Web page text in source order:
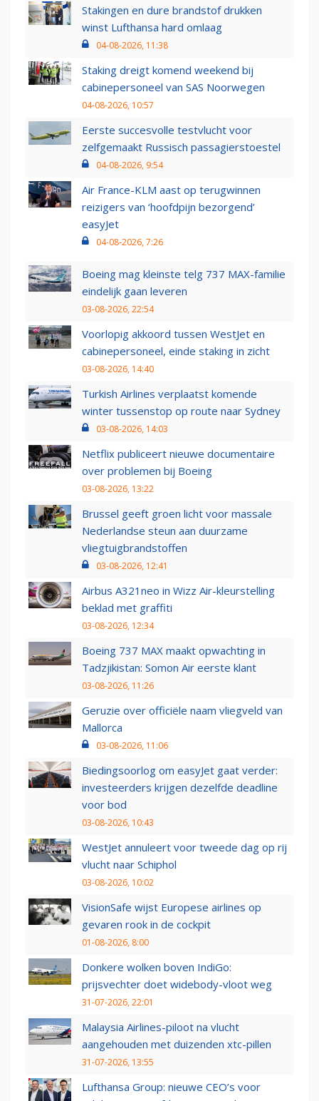
Stakingen en dure brandstof drukken
winst Lufthansa hard omlaag
04-08-2026, 11:38
Staking dreigt komend weekend bij
cabinepersoneel van SAS Noorwegen
04-08-2026, 10:57
Eerste succesvolle testvlucht voor
zelfgemaakt Russisch passagierstoestel
04-08-2026, 9:54
Air France-KLM aast op terugwinnen
reizigers van ‘hoofdpijn bezorgend’
easyJet
04-08-2026, 7:26
Boeing mag kleinste telg 737 MAX-familie
eindelijk gaan leveren
03-08-2026, 22:54
Voorlopig akkoord tussen WestJet en
cabinepersoneel, einde staking in zicht
03-08-2026, 14:40
Turkish Airlines verplaatst komende
winter tussenstop op route naar Sydney
03-08-2026, 14:03
Netflix publiceert nieuwe documentaire
over problemen bij Boeing
03-08-2026, 13:22
Brussel geeft groen licht voor massale
Nederlandse steun aan duurzame
vliegtuigbrandstoffen
03-08-2026, 12:41
Airbus A321neo in Wizz Air-kleurstelling
beklad met graffiti
03-08-2026, 12:34
Boeing 737 MAX maakt opwachting in
Tadzjikistan: Somon Air eerste klant
03-08-2026, 11:26
Geruzie over officiële naam vliegveld van
Mallorca
03-08-2026, 11:06
Biedingsoorlog om easyJet gaat verder:
investeerders krijgen dezelfde deadline
voor bod
03-08-2026, 10:43
WestJet annuleert voor tweede dag op rij
vlucht naar Schiphol
03-08-2026, 10:02
VisionSafe wijst Europese airlines op
gevaren rook in de cockpit
01-08-2026, 8:00
Donkere wolken boven IndiGo:
prijsvechter doet widebody-vloot weg
31-07-2026, 22:01
Malaysia Airlines-piloot na vlucht
aangehouden met duizenden xtc-pillen
31-07-2026, 13:55
Lufthansa Group: nieuwe CEO’s voor